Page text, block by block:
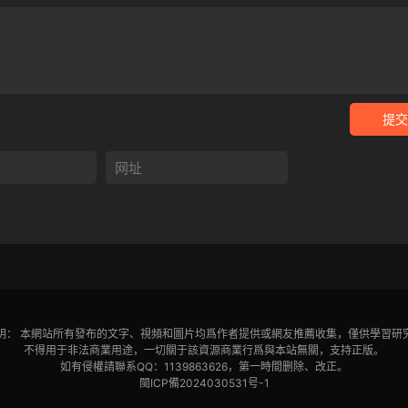
提交
： 本網站所有發布的文字、視頻和圖片均爲作者提供或網友推薦收集，僅供學習研
不得用于非法商業用途，一切關于該資源商業行爲與本站無關，支持正版。
如有侵權請聯系QQ：1139863626，第一時間删除、改正。
閩ICP備2024030531号-1